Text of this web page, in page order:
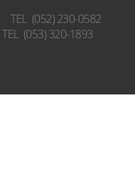
TEL (052) 230-0582
TEL (053) 320-1893